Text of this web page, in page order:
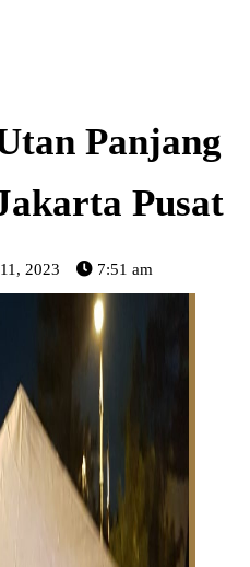
Panjang
Pusat
2023 7:51 am